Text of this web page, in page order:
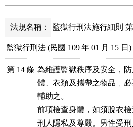
法規名稱： 監獄行刑法施行細則
監獄行刑法 (民國 109 年 01 月 15 日)
第 14 條 為維護監獄秩序及安全，
體、衣類及攜帶之物品，
輔助之。
前項檢查身體，如須脫衣
刑人隱私及尊嚴。男性受